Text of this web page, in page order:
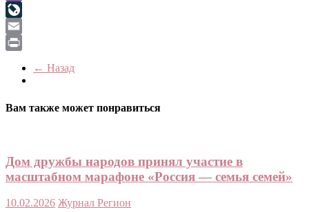
Viber
LiveJournal
Email
← Назад
Вам также может понравиться
Дом дружбы народов принял участие в
масштабном марафоне «Россия — семья семей»
10.02.2026 Журнал Регион